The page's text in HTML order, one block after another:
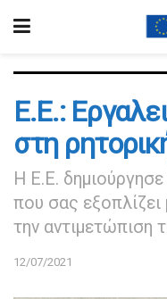
Ε.Ε.:
στη
Η Ε.Ε.
που σας εξοπλίζει
την αντιμετώπιση
12/07/2021